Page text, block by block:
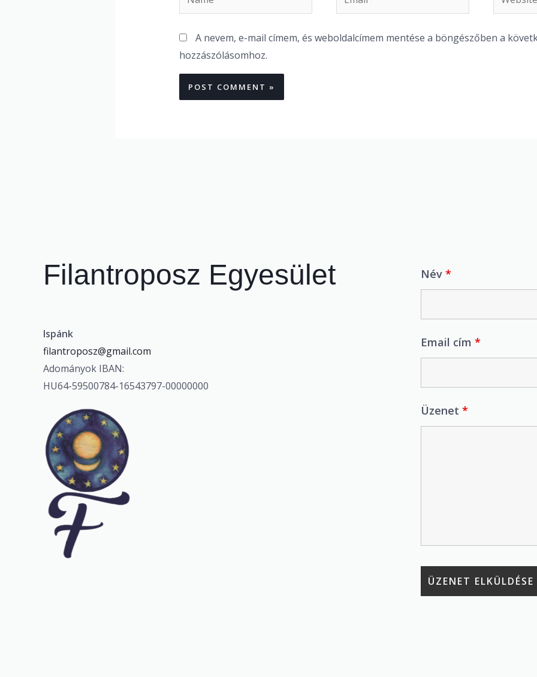
A nevem, e-mail címem, és weboldalcímem mentése a böngészőben a
hozzászólásomhoz.
Filantroposz Egyesület
Ispánk
filantroposz@gmail.com
Adományok IBAN:
HU64-59500784-16543797-00000000
Név *
Email cím *
Üzenet *